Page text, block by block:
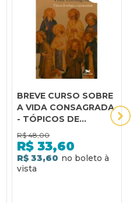
BREVE CURSO SOBRE
A VIDA CONSAGRADA
- TÓPICOS DE
TEOLOGIA E
ESPIRITUALIDADE
R$ 48,00
R$ 33,60
R$ 33,60